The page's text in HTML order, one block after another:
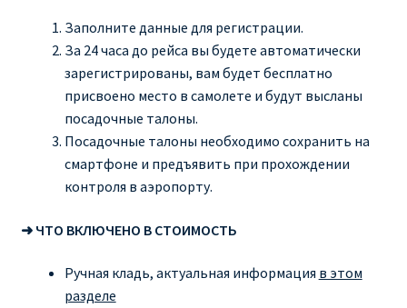
Заполните данные для регистрации.
За 24 часа до рейса вы будете автоматически
зарегистрированы, вам будет бесплатно
присвоено место в самолете и будут высланы
посадочные талоны.
Посадочные талоны необходимо сохранить на
смартфоне и предъявить при прохождении
контроля в аэропорту.
➜ ЧТО ВКЛЮЧЕНО В СТОИМОСТЬ
Ручная кладь, актуальная информация в этом
разделе